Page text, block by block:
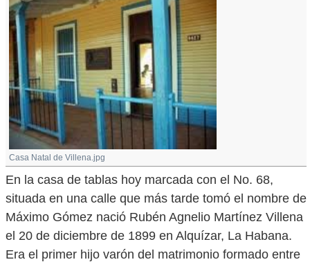
Casa Natal de Villena.jpg
En la casa de tablas hoy marcada con el No. 68,
situada en una calle que más tarde tomó el nombre de
Máximo Gómez nació Rubén Agnelio Martínez Villena
el 20 de diciembre de 1899 en Alquízar, La Habana.
Era el primer hijo varón del matrimonio formado entre